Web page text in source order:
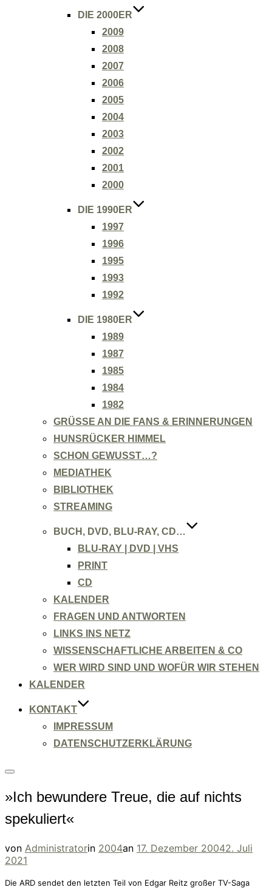
DIE 2000ER
2009
2008
2007
2006
2005
2004
2003
2002
2001
2000
DIE 1990ER
1997
1996
1995
1993
1992
DIE 1980ER
1989
1987
1985
1984
1982
GRÜSSE AN DIE FANS & ERINNERUNGEN
HUNSRÜCKER HIMMEL
SCHON GEWUSST…?
MEDIATHEK
BIBLIOTHEK
STREAMING
BUCH, DVD, BLU-RAY, CD…
BLU-RAY | DVD | VHS
PRINT
CD
KALENDER
FRAGEN UND ANTWORTEN
LINKS INS NETZ
WISSENSCHAFTLICHE ARBEITEN & CO
WER WIRD SIND UND WOFÜR WIR STEHEN
KALENDER
KONTAKT
IMPRESSUM
DATENSCHUTZERKLÄRUNG
Seitenleiste
Navigation
umschalten
»Ich bewundere Treue, die auf nichts
spekuliert«
von Administratorin 2004an Veröffentlicht
17. Dezember 20042. Juli
2021
Die ARD sendet den letzten Teil von Edgar Reitz großer TV-Saga